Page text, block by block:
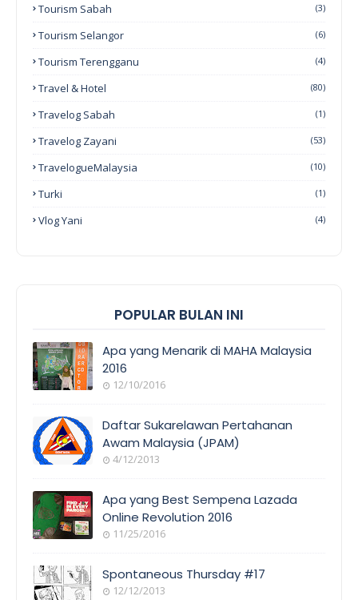
Tourism Sabah (3)
Tourism Selangor (6)
Tourism Terengganu (4)
Travel & Hotel (80)
Travelog Sabah (1)
Travelog Zayani (53)
TravelogueMalaysia (10)
Turki (1)
Vlog Yani (4)
POPULAR BULAN INI
COVERAGE
Apa yang Menarik di MAHA Malaysia
2016
12/10/2016
AWAM
Daftar Sukarelawan Pertahanan
Awam Malaysia (JPAM)
4/12/2013
COVERAGE
Apa yang Best Sempena Lazada
Online Revolution 2016
11/25/2016
Spontaneous Thursday #17
12/12/2013